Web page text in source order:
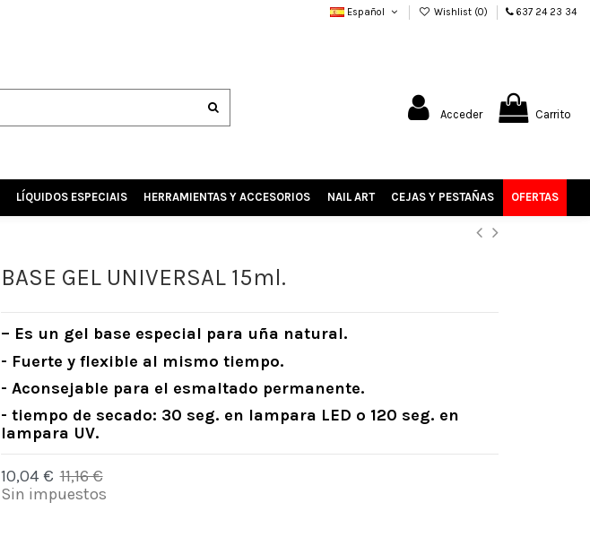
Español Wishlist (0) 637 24 23 34
Acceder Carrito
LÍQUIDOS ESPECIAIS HERRAMIENTAS Y ACCESORIOS NAIL ART CEJAS Y PESTAÑAS OFERTAS
BASE GEL UNIVERSAL 15ml.
– Es un gel base especial para uña natural.
- Fuerte y flexible al mismo tiempo.
- Aconsejable para el esmaltado permanente.
- tiempo de secado: 30 seg. en lampara LED o 120 seg. en
lampara UV.
10,04 € 11,16 €
Sin impuestos